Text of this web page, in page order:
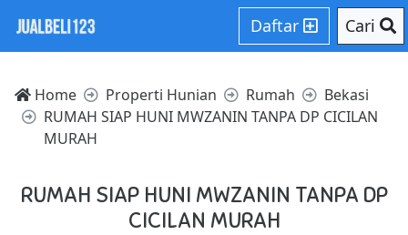
Daftar Cari
Home Properti Hunian Rumah
Bekasi
RUMAH SIAP HUNI MWZANIN TANPA DP CICILAN
MURAH
RUMAH SIAP HUNI MWZANIN TANPA DP
CICILAN MURAH